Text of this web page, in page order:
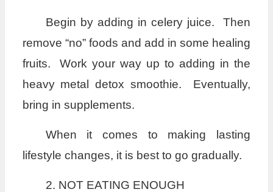
Begin by adding in celery juice. Then
remove “no” foods and add in some healing
fruits. Work your way up to adding in the
heavy metal detox smoothie. Eventually,
bring in supplements.
When it comes to making lasting
lifestyle changes, it is best to go gradually.
2. NOT EATING ENOUGH